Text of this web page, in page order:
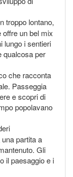
troppo lontano,
un bel mix
lungo i sentieri
qualcosa per
che racconta
Passeggia
e scopri di
popolavano
partita a
Gli
il paesaggio e i